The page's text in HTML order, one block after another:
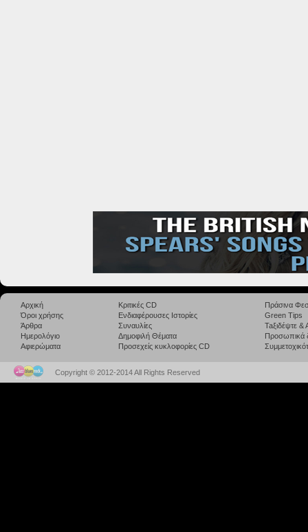
Αρχική
Όροι χρήσης
Άρθρα
Ημερολόγιο
Αφιερώματα
Κριτικές CD
Ενδιαφέρουσες Ιστορίες
Συναυλίες
Δημοφιλή Θέματα
Προσεχείς κυκλοφορίες CD
Πράσινα
Green Tips
Taξιδέψτε
Προσωπικά
Copyright © 2012-2014 All Rights Reserved